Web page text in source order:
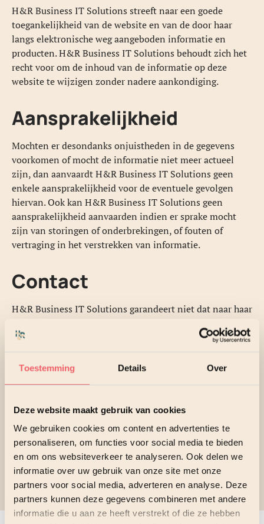
Toestemming Details Over
Deze website maakt gebruik van cookies
We gebruiken cookies om content en advertenties te
personaliseren, om functies voor social media te bieden
en om ons websiteverkeer te analyseren. Ook delen we
informatie over uw gebruik van onze site met onze
partners voor social media, adverteren en analyse. Deze
partners kunnen deze gegevens combineren met andere
informatie die u aan ze heeft verstrekt of die ze hebben
H&R Business IT Solutions streeft naar een goede
toegankelijkheid van de website en van de door haar
langs elektronische weg aangeboden informatie en
producten. H&R Business IT Solutions behoudt zich het
recht voor om de inhoud van de informatie op deze
website te wijzigen zonder nadere aankondiging.
Aansprakelijkheid
Mochten er desondanks onjuistheden in de gegevens
voorkomen of mocht de informatie niet meer actueel
zijn, dan aanvaardt H&R Business IT Solutions geen
enkele aansprakelijkheid voor de eventuele gevolgen
hiervan. Ook kan H&R Business IT Solutions geen
aansprakelijkheid aanvaarden indien er sprake mocht
zijn van storingen of onderbrekingen, of fouten of
vertraging in het verstrekken van informatie.
Contact
H&R Business IT Solutions garandeert niet dat naar haar
worden ontvangen en verwerkt en aanvaardt geen
aansprakelijkheid voor gevolgen van het niet of te laat
ontvangen of verwerken daarvan.
verantwoordelijkheid voor de inhoud van websites
waarnaar of waarvan met een hyperlink of anderszins
wordt verwezen.
Op de informatie van deze website en op de disclaimer is
Nederlands recht van toepassing.